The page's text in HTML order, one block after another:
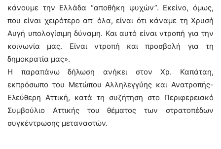
κάνουμε την Ελλάδα “αποθήκη ψυχών”. Εκείνο, όμως,
που είναι χειρότερο απ’ όλα, είναι ότι κάναμε τη Χρυσή
Αυγή υπολογίσιμη δύναμη. Και αυτό είναι ντροπή για την
κοινωνία μας. Είναι ντροπή και προσβολή για τη
δημοκρατία μας».
Η παραπάνω δήλωση ανήκει στον Χρ. Καπάταη,
εκπρόσωπο του Μετώπου Αλληλεγγύης και Ανατροπής-
Ελεύθερη Αττική, κατά τη συζήτηση στο Περιφερειακό
Συμβούλιο Αττικής του θέματος των στρατοπέδων
συγκέντρωσης μεταναστών.